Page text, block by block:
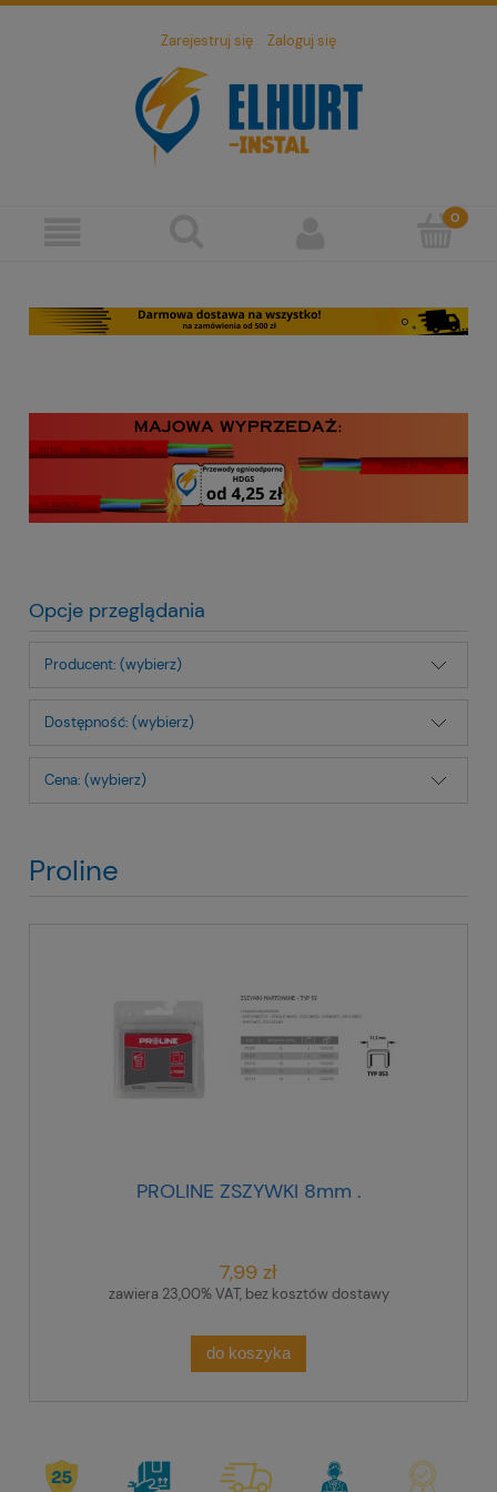
Zarejestruj się Zaloguj się
Opcje przeglądania
Producent: (wybierz)
Dostępność: (wybierz)
Cena: (wybierz)
Proline
PROLINE ZSZYWKI 8mm .
7,99 zł
zawiera 23,00% VAT, bez kosztów dostawy
do koszyka